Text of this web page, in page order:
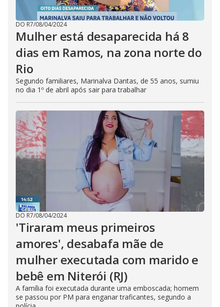
DO R7/08/04/2024
Mulher está desaparecida há 8
dias em Ramos, na zona norte do
Rio
Segundo familiares, Marinalva Dantas, de 55 anos, sumiu
no dia 1º de abril após sair para trabalhar
DO R7/08/04/2024
'Tiraram meus primeiros
amores', desabafa mãe de
mulher executada com marido e
bebê em Niterói (RJ)
A família foi executada durante uma emboscada; homem
se passou por PM para enganar traficantes, segundo a